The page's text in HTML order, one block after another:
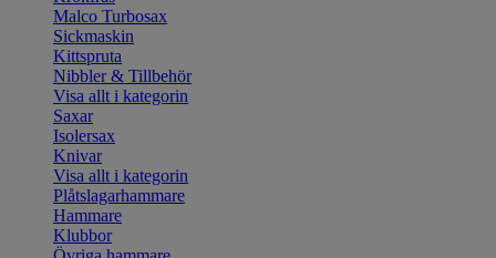
Malco Turbosax
Sickmaskin
Kittspruta
Nibbler & Tillbehör
Visa allt i kategorin
Saxar
Isolersax
Knivar
Visa allt i kategorin
Plåtslagarhammare
Hammare
Klubbor